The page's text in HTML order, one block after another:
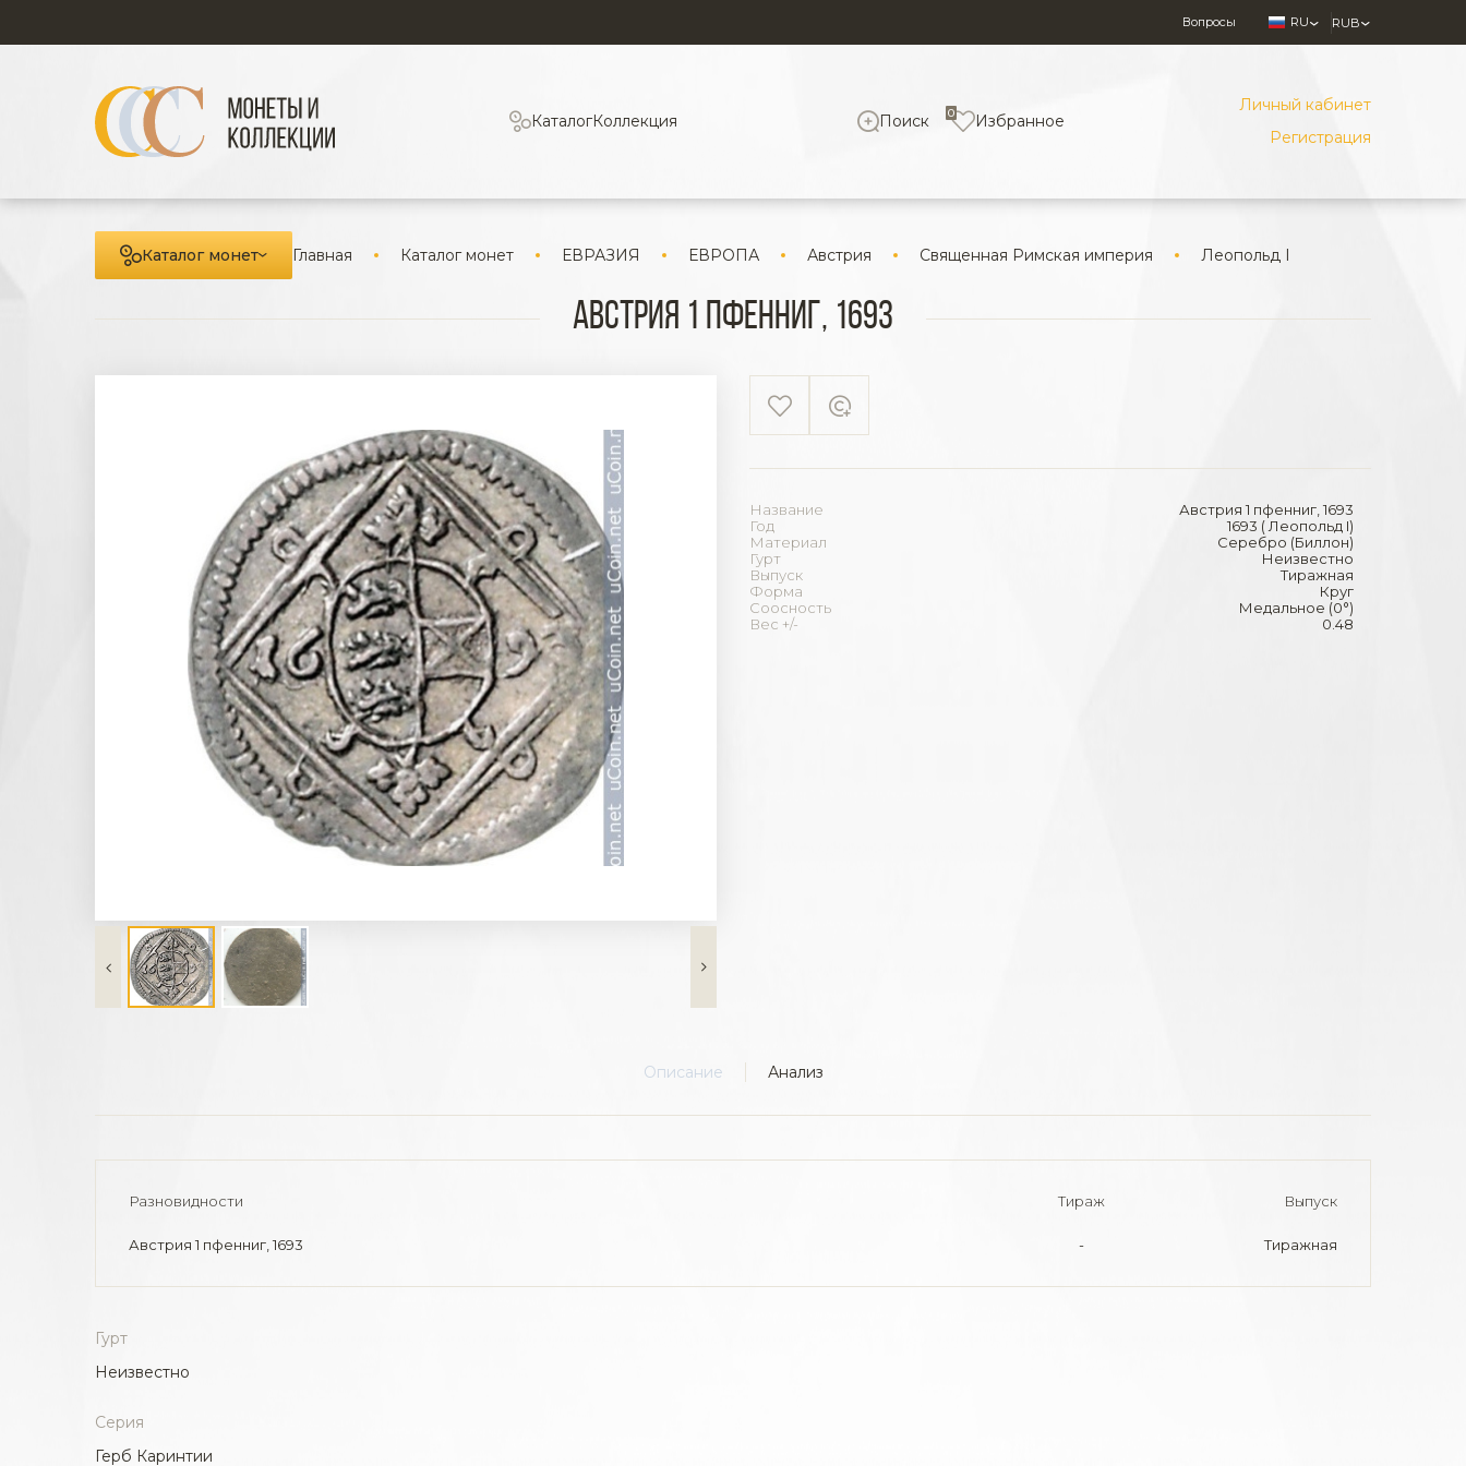
Вопросы RU RUB
КаталогКоллекция Поиск Избранное
0
Личный кабинет
Регистрация
Каталог монет Главная Каталог монет ЕВРАЗИЯ ЕВРОПА Австрия Священная Римская империя Леопольд I
Австрия 1 пфенниг, 1693
Название
Австрия 1 пфенниг, 1693
Год
1693 ( Леопольд I)
Материал
Серебро (Биллон)
Гурт
Неизвестно
Выпуск
Тиражная
Форма
Круг
Соосность
Медальное (0°)
Вес +/-
0.48
Описание Анализ
Разновидности Тираж Выпуск
Австрия 1 пфенниг, 1693 - Тиражная
Гурт
Неизвестно
Серия
Герб Каринтии